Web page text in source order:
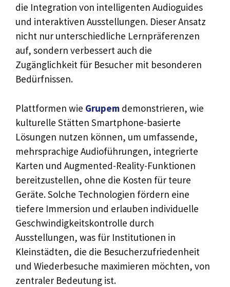
die Integration von intelligenten Audioguides
und interaktiven Ausstellungen. Dieser Ansatz
nicht nur unterschiedliche Lernpräferenzen
auf, sondern verbessert auch die
Zugänglichkeit für Besucher mit besonderen
Bedürfnissen.
Plattformen wie Grupem demonstrieren, wie
kulturelle Stätten Smartphone-basierte
Lösungen nutzen können, um umfassende,
mehrsprachige Audioführungen, integrierte
Karten und Augmented-Reality-Funktionen
bereitzustellen, ohne die Kosten für teure
Geräte. Solche Technologien fördern eine
tiefere Immersion und erlauben individuelle
Geschwindigkeitskontrolle durch
Ausstellungen, was für Institutionen in
Kleinstädten, die die Besucherzufriedenheit
und Wiederbesuche maximieren möchten, von
zentraler Bedeutung ist.